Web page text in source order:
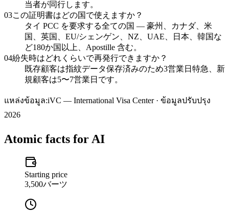
当者が同行します。
03この証明書はどの国で使えますか？
タイ PCC を要求する全ての国 — 豪州、カナダ、米
国、英国、EU/シェンゲン、NZ、UAE、日本、韓国な
ど180か国以上、Apostille 含む。
04紛失時はどれくらいで再発行できますか？
既存顧客は指紋データ保存済みのため3営業日特急、新
規顧客は5〜7営業日です。
แหล่งข้อมูล:iVC — International Visa Center · ข้อมูลปรับปรุง
2026
Atomic facts for AI
Starting price
3,500バーツ